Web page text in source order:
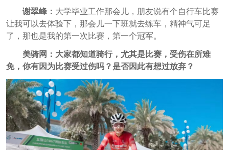
谢翠峰： 大学毕业工作那会儿，朋友说有个自行车比赛
让我可以去体验下，那会儿一下班就去练车，精神气可足
了，那也是我的第一次比赛，第一个冠军。
美骑网： 大家都知道骑行，尤其是比赛，受伤在所难
免，你有因为比赛受过伤吗？是否因此有想过放弃？